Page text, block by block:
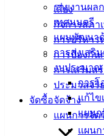
เสี่ยง
กิจการสภา
การบริหาร
การป้องกัน
การเสริมส
ประมวลจริ
จัดซื้อจัดจ้าง
แผนการจัด
แผนก
รายงานผล
เทศมนตรี
แผนพัฒนา
การส่งเสริ
งบประมาณ
การโ
แก้ไข
แผนก
เทศบาล
สายตรง
นายก
ประวัติ
เทศบาล
ผู้บริหาร